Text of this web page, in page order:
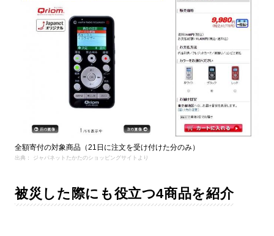
全額寄付の対象商品（21日に注文を受け付けた分のみ）
出典： ジャパネットたかたのショッピングサイトより
被災した際にも役立つ4商品を紹介